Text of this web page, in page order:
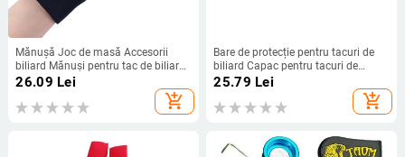
Mănușă Joc de masă Accesorii
biliard Mănuși pentru tac de biliard
Mănuși cu degete separate Mănuși
de biliard Mănuși cu trei degete
26.09 Lei
add_shopping_cart
Bare de protecție pentru tacuri de
biliard Capac pentru tacuri de
biliard Capac pentru vârful tacului
Protector pentru tacuri de biliard
25.79 Lei
add_shopping_cart